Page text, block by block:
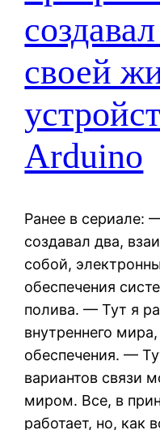
своей
Arduino
Ранее в сериале:
создавал два,
собой,
обеспечения
полива. — Тут я
внутреннего
обеспечения. —
вариантов связи
миром. Все, в
работает, но, как